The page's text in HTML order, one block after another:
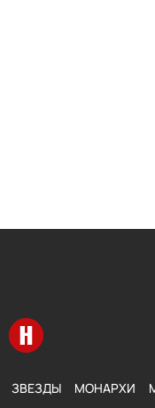
Перейти на главную
ЗВЕЗДЫ МОНАРХИ